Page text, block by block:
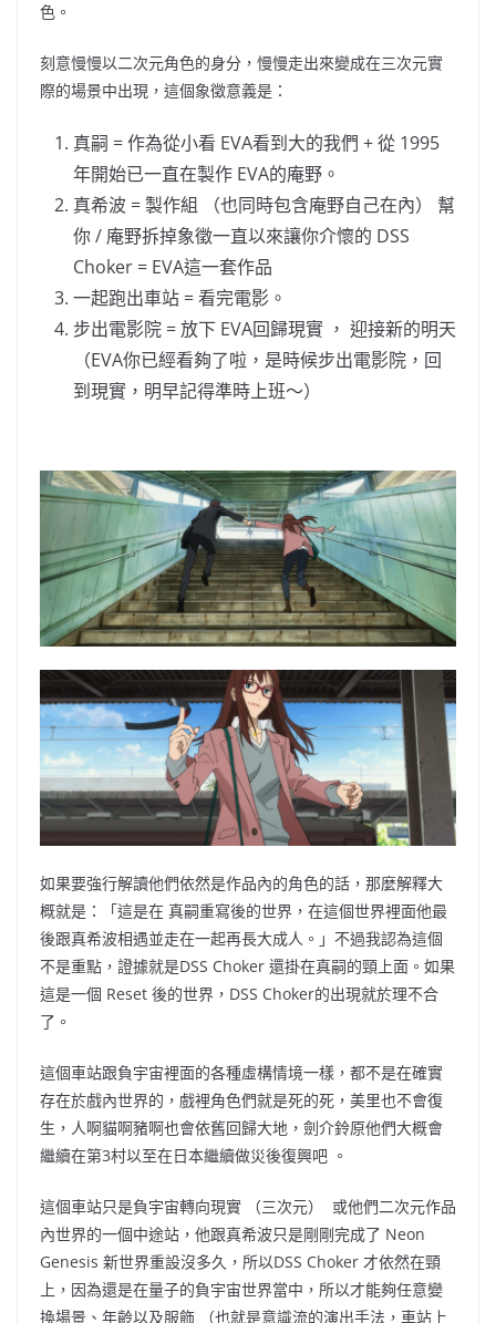
色。
刻意慢慢以二次元角色的身分，慢慢走出來變成在三次元實
際的場景中出現，這個象徵意義是：
真嗣 =作為從小看 EVA看到大的我們 +從 1995
年開始已一直在製作 EVA的庵野。
真希波 =製作組 （也同時包含庵野自己在內） 幫
你/ 庵野拆掉象徵一直以來讓你介懷的 DSS
Choker = EVA這一套作品
一起跑出車站 =看完電影。
步出電影院 =放下 EVA回歸現實 ， 迎接新的明天
（EVA你已經看夠了啦，是時候步出電影院，回
到現實，明早記得準時上班〜）
如果要強行解讀他們依然是作品內的角色的話，那麼解釋大
概就是：「這是在 真嗣重寫後的世界，在這個世界裡面他最
後跟真希波相遇並走在一起再長大成人。」不過我認為這個
不是重點，證據就是DSS Choker 還掛在真嗣的頸上面。如果
這是一個 Reset 後的世界， DSS Choker的出現就於理不合
了。
這個車站跟負宇宙裡面的各種虛構情境一樣，都不是在確實
存在於戲內世界的， 戲裡角色們就是死的死，美里也不會復
生，人啊貓啊豬啊也會依舊回歸大地，劍介鈴原他們大概會
繼續在第3村以至在日本繼續做災後復興吧 。
這個車站只是負宇宙轉向現實 （三次元） 或他們二次元作品
內世界的一個中途站，他跟真希波只是剛剛完成了 Neon
Genesis 新世界重設沒多久，所以DSS Choker 才依然在頸
上，因為還是在量子的負宇宙世界當中，所以才能夠任意變
換場景、年齡以及服飾 （也就是意識流的演出手法，車站上